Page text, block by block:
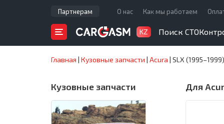
Партнерам О нас Как мы работаем
KZ Поиск СТО
Главная | Кузовные запчасти | Acura | SLX (1995–1999)
Кузовные запчасти Для